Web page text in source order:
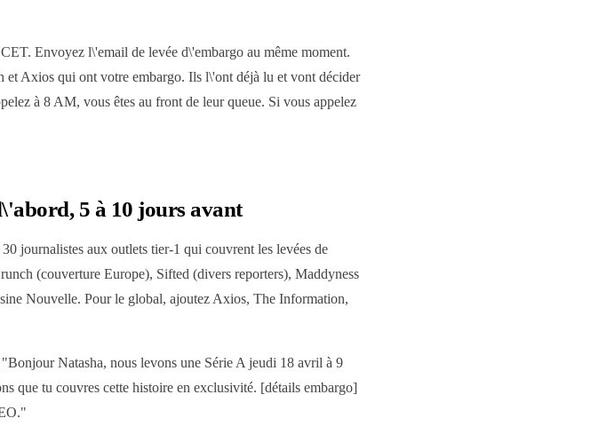
Envoyez l\'email de levée d\'embargo au même moment.
et Axios qui ont votre embargo. Ils l\'ont déjà lu et vont décider
à 8 AM, vous êtes au front de leur queue. Si vous appelez
5 à 10 jours avant
journalistes aux outlets tier-1 qui couvrent les levées de
(couverture Europe), Sifted (divers reporters), Maddyness
Nouvelle. Pour le global, ajoutez Axios, The Information,
Natasha, nous levons une Série A jeudi 18 avril à 9
que tu couvres cette histoire en exclusivité. [détails embargo]